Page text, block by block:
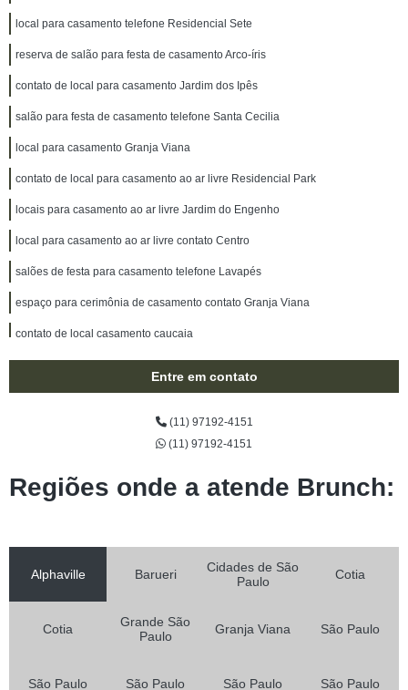
local para casamento telefone Residencial Sete
reserva de salão para festa de casamento Arco-íris
contato de local para casamento Jardim dos Ipês
salão para festa de casamento telefone Santa Cecilia
local para casamento Granja Viana
contato de local para casamento ao ar livre Residencial Park
locais para casamento ao ar livre Jardim do Engenho
local para casamento ao ar livre contato Centro
salões de festa para casamento telefone Lavapés
espaço para cerimônia de casamento contato Granja Viana
contato de local casamento caucaia
espaços para festas de casamento telefone Jardim Guerreiro
espaço casamento Jardim Paulistano
local para casamento ao ar livre contato Cotia
local de festa de casamento contato Jardim Leonor
local de festa de casamento telefone Jardim Belizario
reserva de local de festa de casamento Horizontal Park
Entre em contato
(11) 97192-4151
(11) 97192-4151
Regiões onde a atende Brunch:
Alphaville Barueri
Cidades de São
Paulo
Cotia
Cotia
Grande São
Paulo
Granja Viana São Paulo
São Paulo São Paulo São Paulo São Paulo